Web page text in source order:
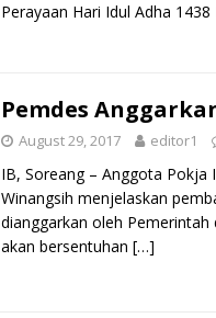
Perayaan Hari Idul Adha 1438
Pemdes
August 29, 2017 editor1
IB, Soreang – Anggota Pokja
Winangsih menjelaskan
dianggarkan oleh Pemerintah
akan bersentuhan […]